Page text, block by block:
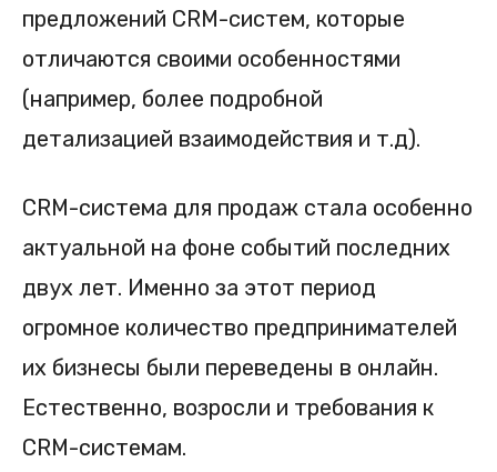
предложений CRM-систем, которые
отличаются своими особенностями
(например, более подробной
детализацией взаимодействия и т.д).
CRM-система для продаж стала особенно
актуальной на фоне событий последних
двух лет. Именно за этот период
огромное количество предпринимателей
их бизнесы были переведены в онлайн.
Естественно, возросли и требования к
CRM-системам.